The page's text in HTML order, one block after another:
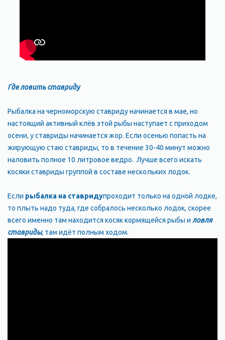
Где ловить ставриду
Рыбалка на черноморскую ставриду начинается в мае, но
настоящий активный клёв этой рыбы наступает с приходом
осени, у ставриды начинается жор. Если осенью попасть на
жирующую стаю ставриды, то в течение 30-40 минут можно
наловить полное 10 литровое ведро. Лучше всего искать
косяки ставриды группой в составе нескольких лодок.
Если рыбалка на ставридупроходит только на одной лодке,
то плыть надо туда, где собралось несколько лодок, скорее
всего именно там находится косяк кормящейся рыбы и ловля
ставриды, там идёт полным ходом.